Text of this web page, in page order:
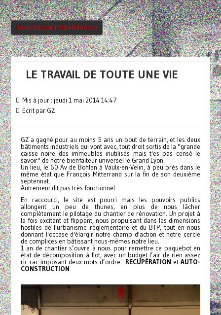
Nous Soutenir Via HelloAsso
LE TRAVAIL DE TOUTE UNE VIE
Mis à jour : jeudi 1 mai 2014 14:47
Écrit par GZ
GZ a gagné pour au moins 5 ans un bout de terrain, et les deux
bâtiments industriels qui vont avec, tout droit sortis de la "grande
caisse noire des immeubles inutilisés mais t'es pas censé le
savoir" de notre bienfaiteur universel le Grand Lyon.
Un lieu, le 60 Av de Bohlen à Vaulx-en-Velin, à peu près dans le
même état que François Mitterrand sur la fin de son deuxième
septennat.
Autrement dit pas très fonctionnel.
En raccourci, le site est pourri mais les pouvoirs publics
allongent un peu de thunes, en plus de nous lâcher
complètement le pilotage du chantier de rénovation. Un projet à
la fois excitant et flippant, nous propulsant dans les dimensions
hostiles de l'urbanisme réglementaire et du BTP, tout en nous
donnant l'occase d'élargir notre champ d'action et notre cercle
de complices en bâtissant nous-mêmes notre lieu.
1 an de chantier s’ouvre à nous pour remettre ce paquebot en
état de décomposition à flot, avec un budget l’air de rien assez
ric-rac imposant deux mots d’ordre : RECUPÉRATION etAUTO-
CONSTRUCTION.